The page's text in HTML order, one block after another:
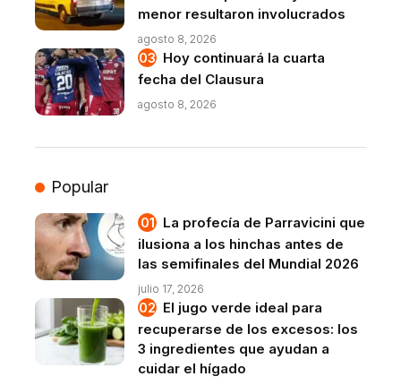
menor resultaron involucrados
agosto 8, 2026
Hoy continuará la cuarta
fecha del Clausura
agosto 8, 2026
Popular
La profecía de Parravicini que
ilusiona a los hinchas antes de
las semifinales del Mundial 2026
julio 17, 2026
El jugo verde ideal para
recuperarse de los excesos: los
3 ingredientes que ayudan a
cuidar el hígado